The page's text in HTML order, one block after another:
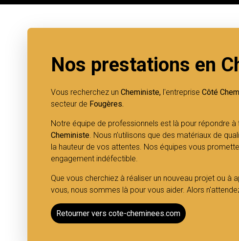
Nos prestations en
Vous recherchez unCheministe, l'entreprise Côté
secteur de Fougères.
Notre équipe de professionnels est là pour répondre
Cheministe. Nous n’utilisons que des matériaux de
la hauteur de vos attentes. Nos équipes vous
engagement indéfectible.
Que vous cherchiez à réaliser un nouveau projet ou à
vous, nous sommes là pour vous aider. Alors
Retourner vers cote-cheminees.com